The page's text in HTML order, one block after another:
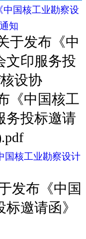
中国核工业勘察设
知
于发布《中
文印服务投
设协
《中国核工
务投标邀请
国核工业勘察设计
发布《中国
邀请函》